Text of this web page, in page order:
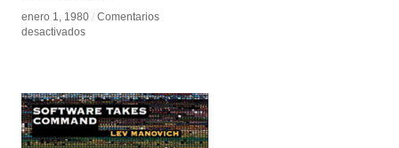
enero 1, 1980 / Comentarios
desactivadosen
enero 1, 1980 / Comentarios
desactivadosen